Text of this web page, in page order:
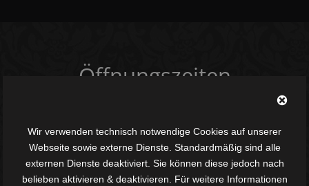
Öffnungszeiten
Dienstag – Freitag:
09.00 – 12.30
15.00 – 18.00
Wir verwenden technisch notwendige Cookies auf unserer
Webseite sowie externe Dienste. Standardmäßig sind alle
externen Dienste deaktiviert. Sie können diese jedoch nach
belieben aktivieren & deaktivieren. Für weitere Informationen